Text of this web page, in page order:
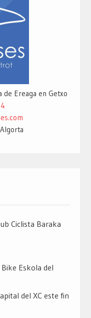
Ereaga en Getxo
Ciclista Baraka
Eskola del
del XC este fin